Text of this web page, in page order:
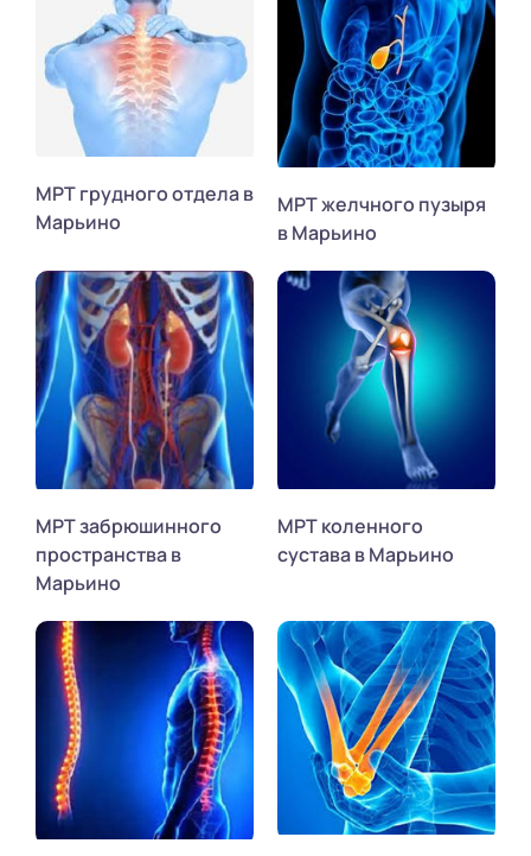
МРТ грудного отдела в
Марьино
МРТ желчного пузыря
в Марьино
МРТ забрюшинного
пространства в
Марьино
МРТ коленного
сустава в Марьино